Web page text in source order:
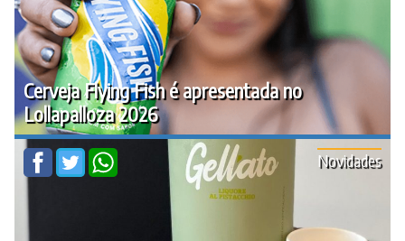
Cerveja Flying Fish é apresentada no
Lollapalloza 2026
Novidades